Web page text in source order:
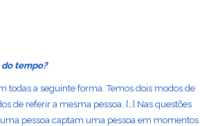
do tempo?
todas a seguinte forma. Temos dois modos de
de referir a mesma pessoa. […] Nas questões
pessoa captam uma pessoa em momentos